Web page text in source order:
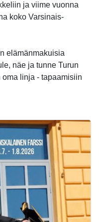
ja viime vuonna
koko Varsinais-
elämänmakuisia
näe ja tunne Turun
linja - tapaamisiin